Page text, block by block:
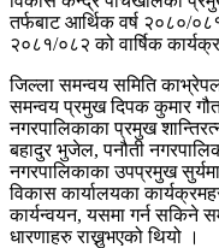
तर्फबाट आर्थिक वर्ष २०८०/
२०८१/०८२ को वार्षिक
जिल्ला समन्वय समिति
समन्वय प्रमुख दिपक कुमार
नगरपालिकाका प्रमुख
बहादुर भुजेल, पनौती
नगरपालिकाका उपप्रमुख
विकास कार्यालयका
कार्यन्वयन, यसमा गर्न सकिने
धारणाहरु राख्नुभएको थियो ।